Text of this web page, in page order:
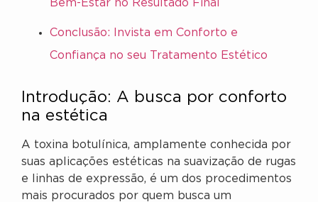
Bem-Estar no Resultado Final
Conclusão: Invista em Conforto e
Confiança no seu Tratamento Estético
Introdução: A busca por conforto
na estética
A toxina botulínica, amplamente conhecida por
suas aplicações estéticas na suavização de rugas
e linhas de expressão, é um dos procedimentos
mais procurados por quem busca um